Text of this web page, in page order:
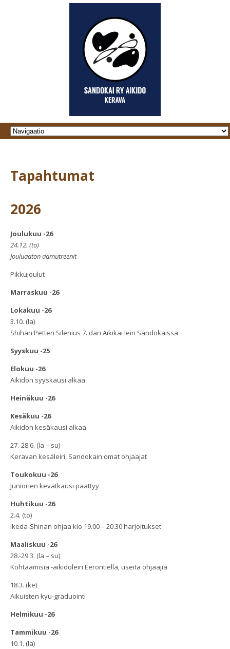
Tapahtumat
2026
Joulukuu -26
24.12. (to)
Jouluaaton aamutreenit
Pikkujoulut
Marraskuu -26
Lokakuu -26
3.10. (la)
Shihan Petteri Silenius 7. dan Aikikai leiri Sandokaissa
Syyskuu -25
Elokuu -26
Aikidon syyskausi alkaa
Heinäkuu -26
Kesäkuu -26
Aikidon kesäkausi alkaa
27.-28.6. (la – su)
Keravan kesäleiri, Sandokain omat ohjaajat
Toukokuu -26
Juniorien kevätkausi päättyy
Huhtikuu -26
2.4. (to)
Ikeda-Shinan ohjaa klo 19.00 – 20.30 harjoitukset
Maaliskuu -26
28.-29.3. (la – su)
Kohtaamisia -aikidoleiri Eerontiellä, useita ohjaajia
18.3. (ke)
Aikuisten kyu-graduointi
Helmikuu -26
Tammikuu -26
10.1. (la)